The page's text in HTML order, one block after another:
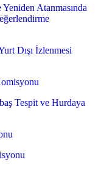
Atanmasında
Dışı İzlenmesi
Tespit ve Hurdaya